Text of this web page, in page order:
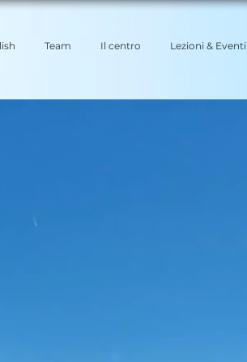
Team Il centro Lezioni & Eventi